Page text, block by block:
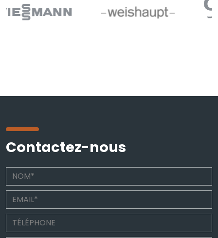
Contactez-nous